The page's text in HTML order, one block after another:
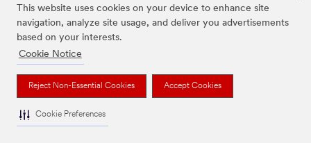
This website uses cookies on your device to enhance site
navigation, analyze site usage, and deliver you advertisements
based on your interests.
Cookie Notice
Reject Non-Essential Cookies Accept Cookies
Cookie Preferences